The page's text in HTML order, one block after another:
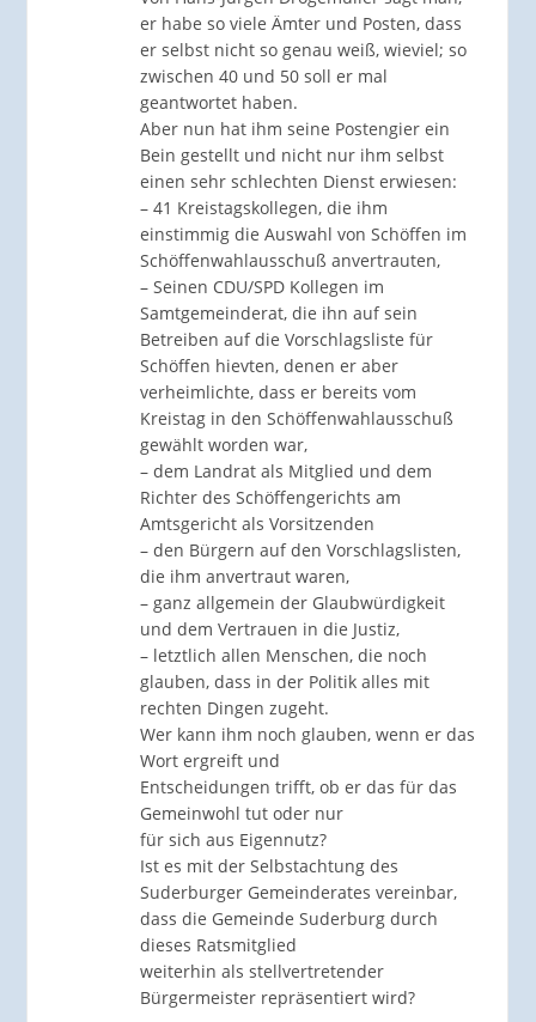
er habe so viele Ämter und Posten, dass
er selbst nicht so genau weiß, wieviel; so
zwischen 40 und 50 soll er mal
geantwortet haben.
Aber nun hat ihm seine Postengier ein
Bein gestellt und nicht nur ihm selbst
einen sehr schlechten Dienst erwiesen:
– 41 Kreistagskollegen, die ihm
einstimmig die Auswahl von Schöffen im
Schöffenwahlausschuß anvertrauten,
– Seinen CDU/SPD Kollegen im
Samtgemeinderat, die ihn auf sein
Betreiben auf die Vorschlagsliste für
Schöffen hievten, denen er aber
verheimlichte, dass er bereits vom
Kreistag in den Schöffenwahlausschuß
gewählt worden war,
– dem Landrat als Mitglied und dem
Richter des Schöffengerichts am
Amtsgericht als Vorsitzenden
– den Bürgern auf den Vorschlagslisten,
die ihm anvertraut waren,
– ganz allgemein der Glaubwürdigkeit
und dem Vertrauen in die Justiz,
– letztlich allen Menschen, die noch
glauben, dass in der Politik alles mit
rechten Dingen zugeht.
Wer kann ihm noch glauben, wenn er das
Wort ergreift und
Entscheidungen trifft, ob er das für das
Gemeinwohl tut oder nur
für sich aus Eigennutz?
Ist es mit der Selbstachtung des
Suderburger Gemeinderates vereinbar,
dass die Gemeinde Suderburg durch
dieses Ratsmitglied
weiterhin als stellvertretender
Bürgermeister repräsentiert wird?